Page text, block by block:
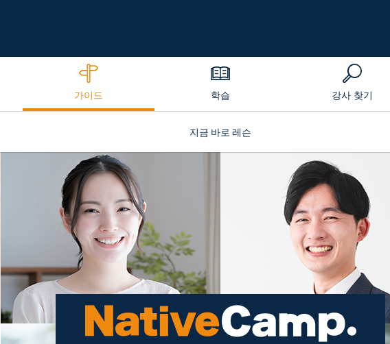
가이드 학습 강사 찾기
지금 바로 레슨